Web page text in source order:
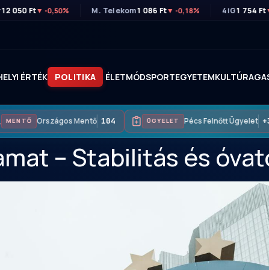
12 050 Ft▼ -0,50% M. Telekom1 086 Ft▼ -0,18% 4iG1 754 Ft
ÉRTÉK POLITIKA ÉLETMÓDSPORTEGYETEMKULTÚRA
Országos Mentő 104 ÜGYELET Pécs Felnőtt Ügyelet
– Stabilitás és